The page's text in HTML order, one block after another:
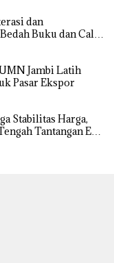
dan
Buku dan Call
Jambi Latih
Pasar Ekspor
Stabilitas Harga,
Tantangan El